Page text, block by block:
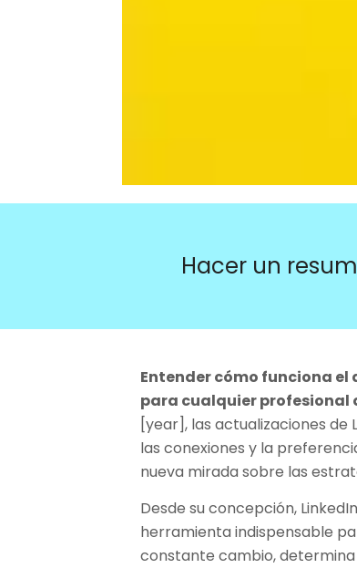
Hacer un
Entender cómo funciona
para cualquier profesional
[year], las actualizaciones de
las conexiones y la
nueva mirada sobre las
Desde su concepción,
herramienta indispensable
constante cambio,